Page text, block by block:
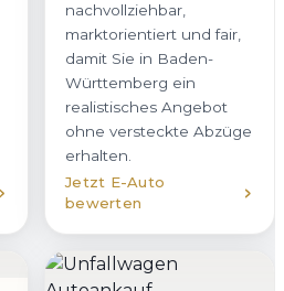
nachvollziehbar,
marktorientiert und fair,
damit Sie in Baden-
Württemberg ein
realistisches Angebot
ohne versteckte Abzüge
erhalten.
Jetzt E-Auto
bewerten